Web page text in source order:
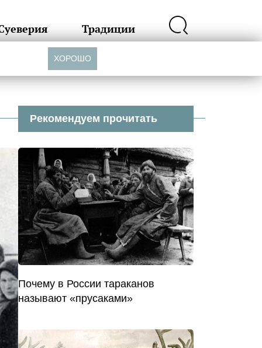
Традиции
Рекомендуем прочитать
Почему в России тараканов
называют «прусаками»
ХОРОШО